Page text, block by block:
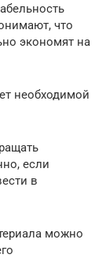
что
экономят на
необходимой
если
в
можно